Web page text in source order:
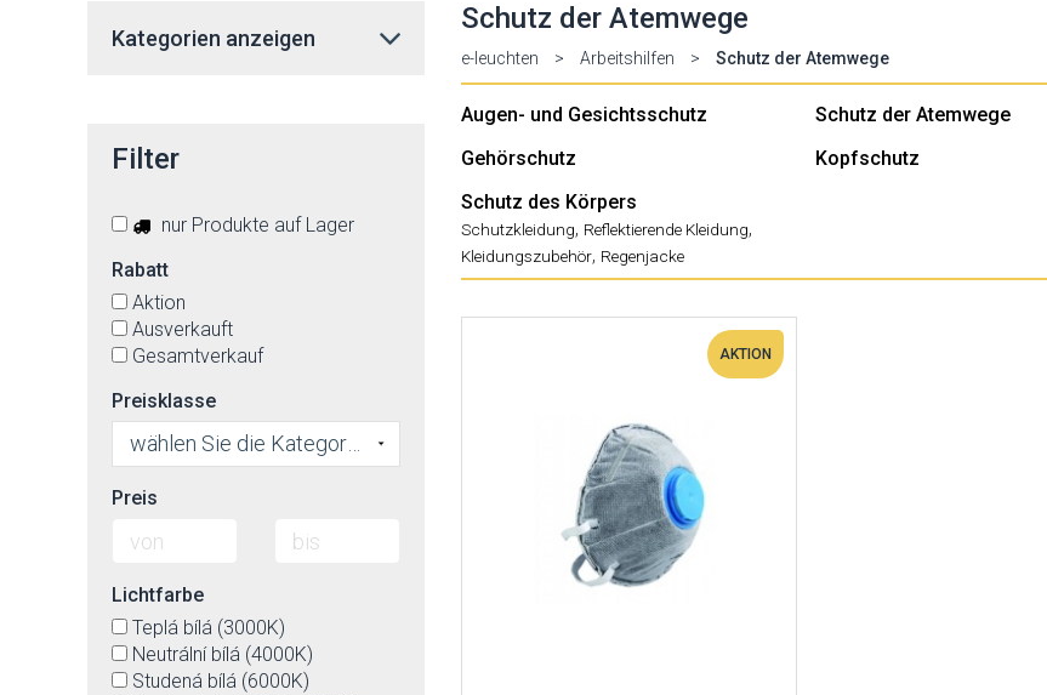
Schutz der Atemwege
e-leuchten > Arbeitshilfen > Schutz der Atemwege
Augen- und Gesichtsschutz Schutz der Atemwege
Gehörschutz
Kopfschutz
Schutz des Körpers
Schutzkleidung, Reflektierende Kleidung,
Kleidungszubehör, Regenjacke
AKTION
Kategorien anzeigen
Filter
nur Produkte auf Lager
Rabatt
Aktion
Ausverkauft
Gesamtverkauf
Preisklasse
Preis
Lichtfarbe
Teplá bílá (3000K)
Neutrální bílá (4000K)
Studená bílá (6000K)